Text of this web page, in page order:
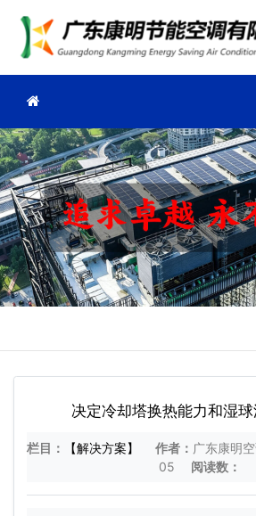
决定冷却塔换热能力和湿
栏目： 【解决方案】 作者： 广东康明
05
阅读数：